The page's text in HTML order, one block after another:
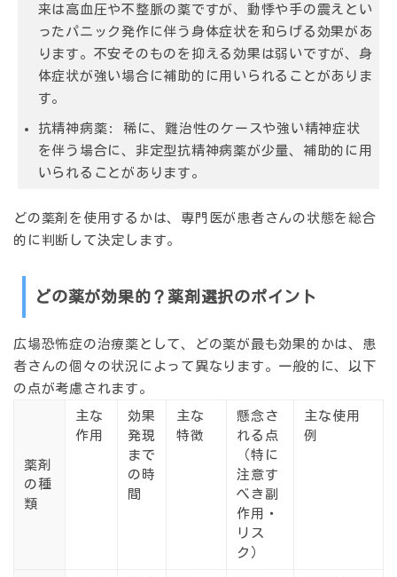
来は高血圧や不整脈の薬ですが、動悸や手の震えとい
ったパニック発作に伴う身体症状を和らげる効果があ
ります。不安そのものを抑える効果は弱いですが、身
体症状が強い場合に補助的に用いられることがありま
す。
抗精神病薬:
稀に、難治性のケースや強い精神症状
を伴う場合に、非定型抗精神病薬が少量、補助的に用
いられることがあります。
どの薬剤を使用するかは、専門医が患者さんの状態を総合
的に判断して決定します。
どの薬が効果的？薬剤選択のポイント
広場恐怖症の治療薬として、どの薬が最も効果的かは、患
者さんの個々の状況によって異なります。一般的に、以下
の点が考慮されます。
薬剤
の種
類
主な
作用
効果
発現
まで
の時
間
主な
特徴
懸念さ
れる点
（特に
注意す
べき副
作用・
リス
ク）
主な使用
例